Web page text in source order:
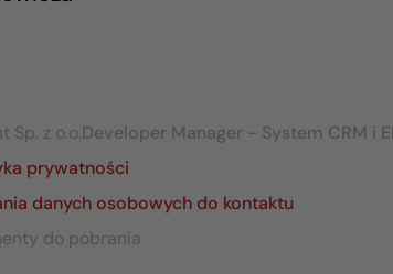
Sp. z o.o.Developer Manager - System CRM i
prywatności
danych osobowych do kontaktu
do pobrania